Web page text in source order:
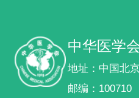
中华医学
地址：中国北
邮编：100710